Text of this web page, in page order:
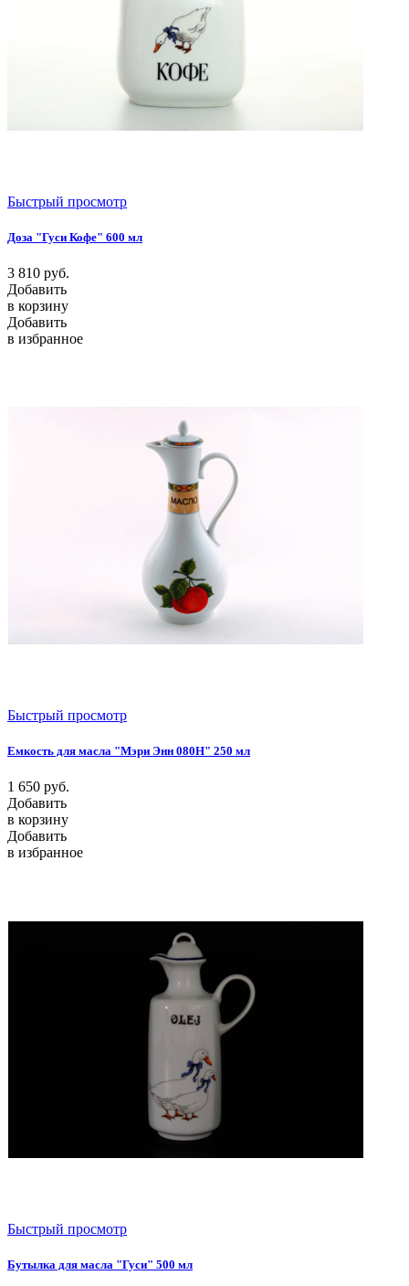
Быстрый просмотр
Доза "Гуси Кофе" 600 мл
3 810 руб.
Добавить
в корзину
Добавить
в избранное
Быстрый просмотр
Емкость для масла "Мэри Энн 080H" 250 мл
1 650 руб.
Добавить
в корзину
Добавить
в избранное
Быстрый просмотр
Бутылка для масла "Гуси" 500 мл